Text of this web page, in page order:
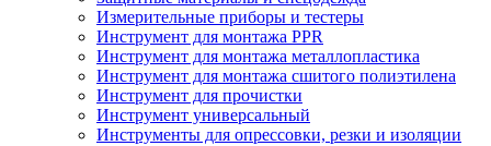
Измерительные приборы и тестеры
Инструмент для монтажа PPR
Инструмент для монтажа металлопластика
Инструмент для монтажа сшитого полиэтилена
Инструмент для прочистки
Инструмент универсальный
Инструменты для опрессовки, резки и изоляции